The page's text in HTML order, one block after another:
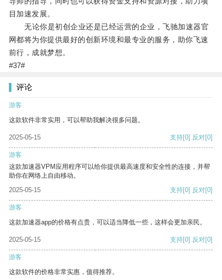
目加速发展。
无论你是初创企业还是已经运营的企业，飞驰加速器官
网都将为你提供最好的创新环境和最专业的服务，助你飞速
前行，成就梦想。
#37#
评论
游客
这款软件非常实用，可以帮助我解决很多问题。
2025-05-15 支持[0] 反对[0]
游客
这款加速器VPM应用程序可以给你提供最高速度和安全性的连接，并帮
助你在网络上自由移动。
2025-05-15
支持[0] 反对[0]
游客
这款加速器app的价格有点贵，可以适当降低一些，这样会更加亲民。
2025-05-15 支持[0] 反对[0]
游客
这款软件的价格非常实惠，值得推荐。